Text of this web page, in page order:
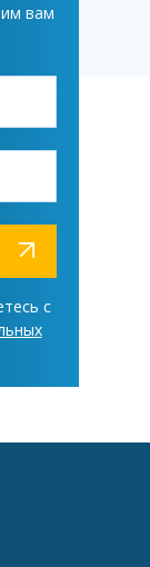
вам
с